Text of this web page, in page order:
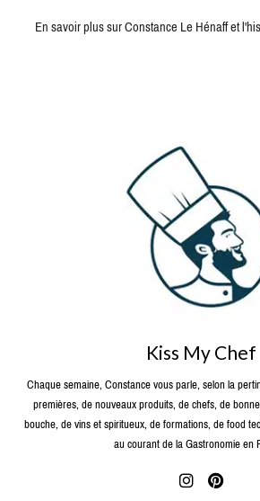
En savoir plus sur Constance Le Hénaff et
Kiss My Chef
Chaque semaine, Constance vous parle, selon la
premières, de nouveaux produits, de chefs, de
bouche, de vins et spiritueux, de formations, de food
au courant de la Gastronomie en